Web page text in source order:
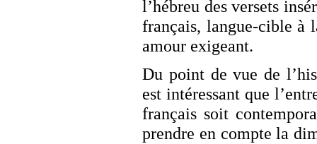
l’hébreu des versets
français, langue-cible à
amour exigeant.
Du point de vue de
est intéressant que
français soit
prendre en compte la